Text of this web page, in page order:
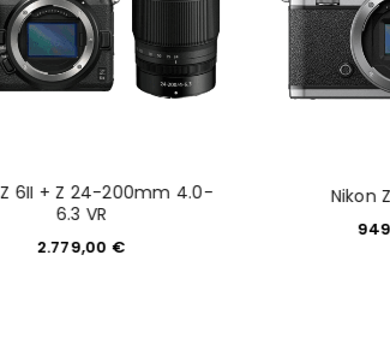
6II + Z 24-200mm 4.0-
6.3 VR
2.779,00 €
Nikon